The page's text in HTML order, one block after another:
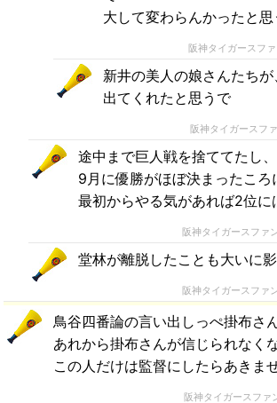
大して変わらんかったと思
阪神タイガースファ
新井の美人の娘さんたち
出てくれたと思うで
阪神タイガースフ
途中まで巨人戦を捨ててたし、
9月に優勝がほぼ決まったころ
最初からやる気があれば2位に
阪神タイガースファ
堂林が離脱したことも大いに
阪神タイガースファ
鳥谷四番論の言い出しっぺ掛布さ
あれから掛布さんが信じられなく
この人だけは監督にしたらあきま
阪神タイガースファ